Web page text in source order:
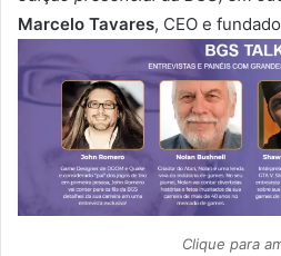
Marcelo Tavares, CEO e
Clique para